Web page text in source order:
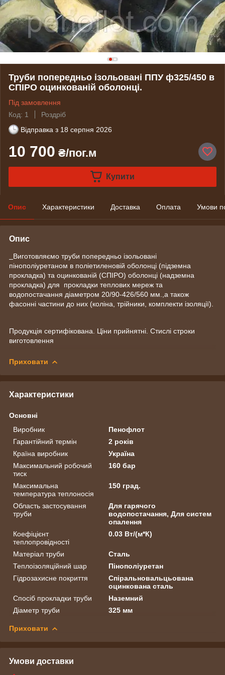
Труби попередньо ізольовані ППУ ф325/450 в
СПІРО оцинкованій оболонці.
Під замовлення
Код: 1
Роздріб
Відправка з 18 серпня 2026
10 700 ₴/пог.м
Купити
Опис Характеристики Доставка Оплата Умови
Опис
Виготовляємо труби попередньо ізольовані
пінополіуретаном в поліетиленовій оболонці (підземна
прокладка) та оцинкованій (СПІРО) оболонці (надземна
прокладка) для прокладки теплових мереж та
водопостачання діаметром 20/90-426/560 мм.,а також
фасонні частини до них (коліна, трійники, комплекти ізоляції).
Продукція сертифікована. Ціни прийнятні. Стислі строки
виготовлення
Приховати
Характеристики
Основні
Виробник
Пенофлот
Гарантійний термін
2 років
Країна виробник
Україна
Максимальний робочий
тиск
160 бар
Максимальна
температура теплоносія
150 град.
Область застосування
труби
Для гарячого
водопостачання, Для систем
опалення
Коефіцієнт
теплопровідності
0.03 Вт/(м*К)
Матеріал труби
Сталь
Теплоізоляційний шар
Пінополіуретан
Гідрозахисне покриття
Спіральновальцьована
оцинкована сталь
Спосіб прокладки труби
Наземний
Діаметр труби
325 мм
Приховати
Умови доставки